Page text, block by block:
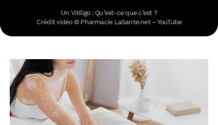
Un Vitiligo : Qu’est-ce que c’est ?
Crédit vidéo © Pharmacie LaSante.net – YouTube